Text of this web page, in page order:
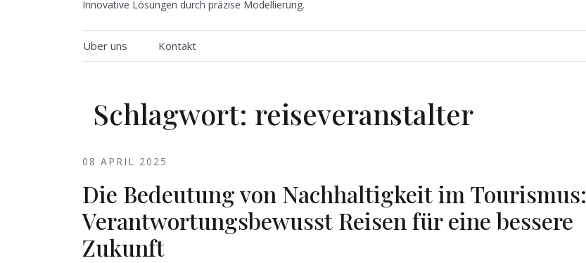
Innovative Lösungen durch präzise Modellierung.
Über uns Kontakt
Schlagwort: reiseveranstalter
08 APRIL 2025
Die Bedeutung von Nachhaltigkeit im Tourismus:
Verantwortungsbewusst Reisen für eine bessere
Zukunft